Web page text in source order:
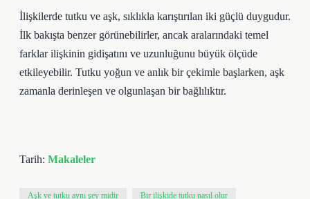
İlişkilerde tutku ve aşk, sıklıkla karıştırılan iki güçlü duygudur.
İlk bakışta benzer görünebilirler, ancak aralarındaki temel
farklar ilişkinin gidişatını ve uzunluğunu büyük ölçüde
etkileyebilir. Tutku yoğun ve anlık bir çekimle başlarken, aşk
zamanla derinleşen ve olgunlaşan bir bağlılıktır.
Tarih: Makaleler
Aşk ve tutku aynı şey midir Bir ilişkide tutku nasıl olur